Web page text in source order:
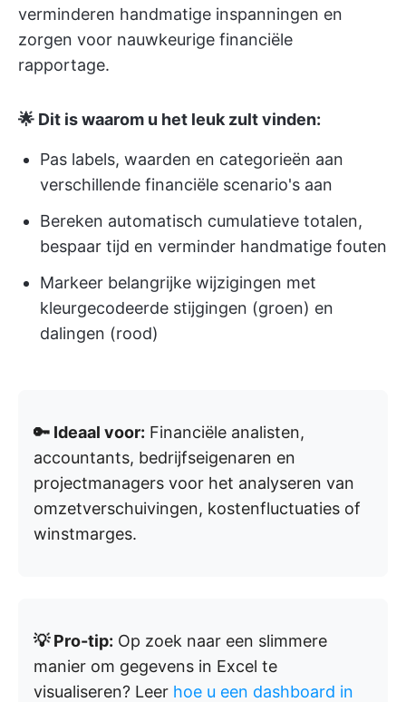
verminderen handmatige inspanningen en
zorgen voor nauwkeurige financiële
rapportage.
🌟 Dit is waarom u het leuk zult vinden:
Pas labels, waarden en categorieën aan
verschillende financiële scenario's aan
Bereken automatisch cumulatieve totalen,
bespaar tijd en verminder handmatige fouten
Markeer belangrijke wijzigingen met
kleurgecodeerde stijgingen (groen) en
dalingen (rood)
🔑 Ideaal voor: Financiële analisten,
accountants, bedrijfseigenaren en
projectmanagers voor het analyseren van
omzetverschuivingen, kostenfluctuaties of
winstmarges.
💡 Pro-tip: Op zoek naar een slimmere
manier om gegevens in Excel te
visualiseren? Leer hoe u een dashboard in